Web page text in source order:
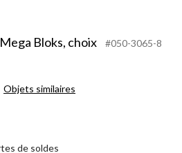
Bloks, choix #050-3065-8
Objets similaires
de soldes